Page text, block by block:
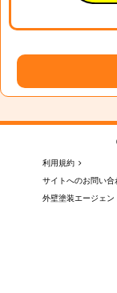
利用規約
サイトへのお問い合
外壁塗装エージェン